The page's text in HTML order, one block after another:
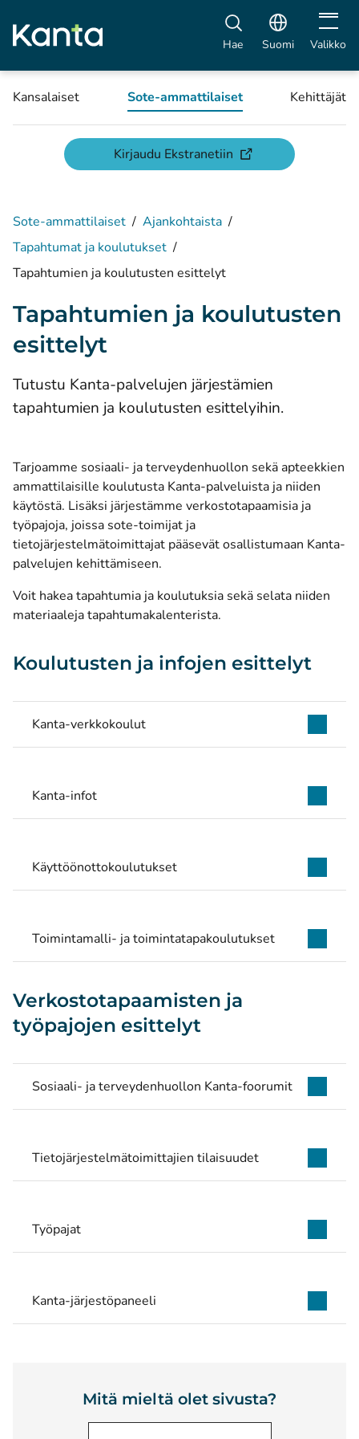
Hae Suomi Avaa
Valikko
Kansalaiset Sote-ammattilaiset Kehittäjät
Kirjaudu Ekstranetiin(avautuu uuteen
Sote-ammattilaiset / Ajankohtaista /
Tapahtumat ja koulutukset /
Tapahtumien ja koulutusten esittelyt
Tapahtumien ja koulutusten
esittelyt
Tutustu Kanta-palvelujen järjestämien
tapahtumien ja koulutusten esittelyihin.
Tarjoamme sosiaali- ja terveydenhuollon sekä apteekkien
ammattilaisille koulutusta Kanta-palveluista ja niiden
käytöstä. Lisäksi järjestämme verkostotapaamisia ja
työpajoja, joissa sote-toimijat ja
tietojärjestelmätoimittajat pääsevät osallistumaan Kanta-
palvelujen kehittämiseen.
Voit hakea tapahtumia ja koulutuksia sekä selata niiden
materiaalejatapahtumakalenterista.
Koulutusten ja infojen esittelyt
Kanta-verkkokoulut
Kanta-infot
Käyttöönottokoulutukset
Toimintamalli- ja toimintatapakoulutukset
Verkostotapaamisten ja
työpajojen esittelyt
Sosiaali- ja terveydenhuollon Kanta-foorumit
Tietojärjestelmätoimittajien tilaisuudet
Työpajat
Kanta-järjestöpaneeli
Mitä mieltä olet sivusta?